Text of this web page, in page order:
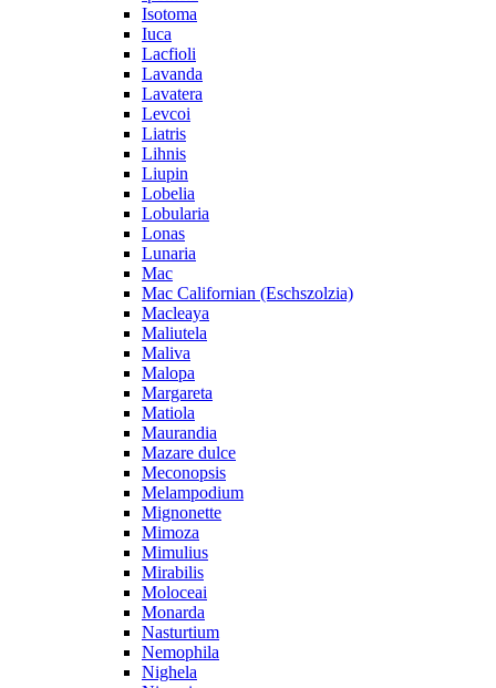
Isotoma
Iuca
Lacfioli
Lavanda
Lavatera
Levcoi
Liatris
Lihnis
Liupin
Lobelia
Lobularia
Lonas
Lunaria
Mac
Mac Californian (Eschszolzia)
Macleaya
Maliutela
Maliva
Malopa
Margareta
Matiola
Maurandia
Mazare dulce
Meconopsis
Melampodium
Mignonette
Mimoza
Mimulius
Mirabilis
Moloceai
Monarda
Nasturtium
Nemophila
Nighela